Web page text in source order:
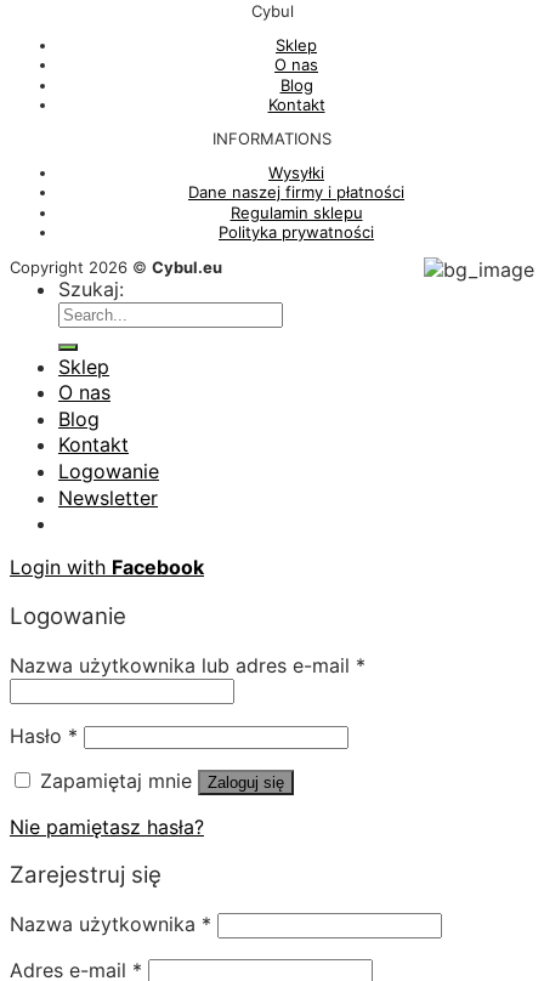
Cybul
Sklep
O nas
Blog
Kontakt
INFORMATIONS
Wysyłki
Dane naszej firmy i płatności
Regulamin sklepu
Polityka prywatności
Copyright 2026 © Cybul.eu
Szukaj:
Sklep
O nas
Blog
Kontakt
Logowanie
Newsletter
Login with Facebook
Logowanie
Nazwa użytkownika lub adres e-mail *
Hasło *
Zapamiętaj mnie
Zaloguj się
Nie pamiętasz hasła?
Zarejestruj się
Nazwa użytkownika *
Adres e-mail *